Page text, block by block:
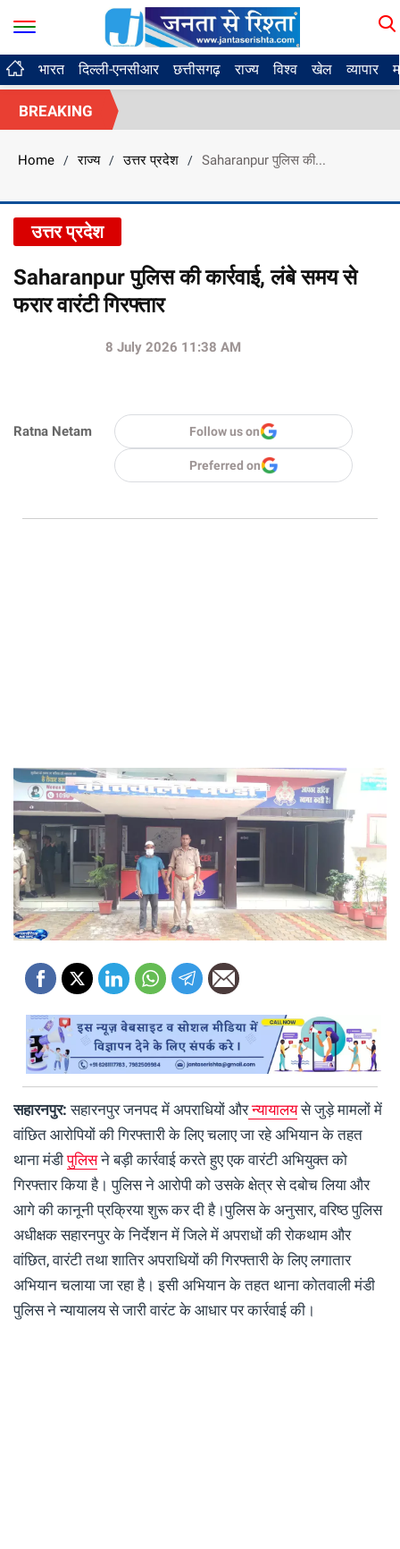
भारत दिल्ली-एनसीआर छत्तीसगढ़ राज्य विश्व खेल व्यापार
BREAKING
Home / राज्य / उत्तर प्रदेश / Saharanpur पुलिस की...
उत्तर प्रदेश
Saharanpur पुलिस की कार्रवाई, लंबे समय से
फरार वारंटी गिरफ्तार
Ratna Netam
8 July 2026 11:38 AM
Follow us on
Preferred on
सहारनपुर: सहारनपुर जनपद में अपराधियों औरन्यायालयसे जुड़े मामलों में
वांछित आरोपियों की गिरफ्तारी के लिए चलाए जा रहे अभियान के तहत
थाना मंडीपुलिसने बड़ी कार्रवाई करते हुए एक वारंटी अभियुक्त को
गिरफ्तार किया है। पुलिस ने आरोपी को उसके क्षेत्र से दबोच लिया और
आगे की कानूनी प्रक्रिया शुरू कर दी है।पुलिस के अनुसार, वरिष्ठ पुलिस
अधीक्षक सहारनपुर के निर्देशन में जिले में अपराधों की रोकथाम और
वांछित, वारंटी तथा शातिर अपराधियों की गिरफ्तारी के लिए लगातार
अभियान चलाया जा रहा है। इसी अभियान के तहत थाना कोतवाली मंडी
पुलिस ने न्यायालय से जारी वारंट के आधार पर कार्रवाई की।